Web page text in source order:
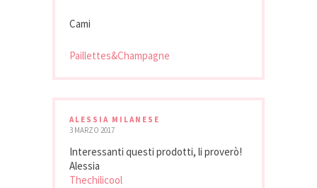
Cami
Paillettes&Champagne
ALESSIA MILANESE
3 MARZO 2017
Interessanti questi prodotti, li proverò!
Alessia
Thechilicool